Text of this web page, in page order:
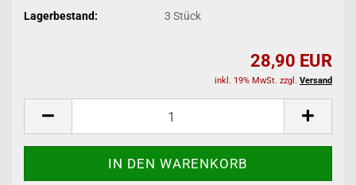
Lagerbestand: 3 Stück
28,90 EUR
inkl. 19% MwSt. zzgl. Versand